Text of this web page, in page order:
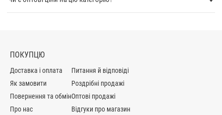
силуеті виглядають стильно. Вони забезпечують
холодно. Єдине, що під такий одяг краще одягати
теплі сукні середньої довжини або в підлогу. Непогано
виглядають строго типу штани з трикотажу або
тринитки. Світла тональність переважає. В
ПОКУПЦЮ
Доставка і оплата
Як замовити
Повернення та обмін
Про нас
Питання й відповіді
Роздрібні продажі
Оптові продажі
Відгуки про магазин